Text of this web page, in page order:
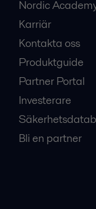
Nordic
Karriär
Kontakta oss
Produktguide
Partner Portal
Investerare
Bli en partner